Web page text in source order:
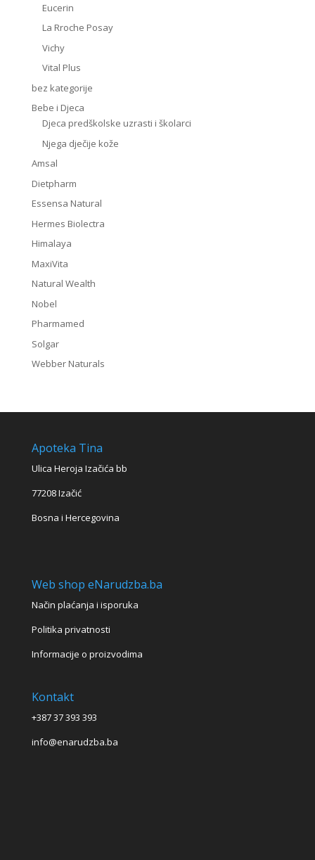
Eucerin
La Rroche Posay
Vichy
Vital Plus
bez kategorije
Bebe i Djeca
Djeca predškolske uzrasti i školarci
Njega dječije kože
Amsal
Dietpharm
Essensa Natural
Hermes Biolectra
Himalaya
MaxiVita
Natural Wealth
Nobel
Pharmamed
Solgar
Webber Naturals
Apoteka Tina
Ulica Heroja Izačića bb
77208 Izačić
Bosna i Hercegovina
Web shop eNarudzba.ba
Način plaćanja i isporuka
Politika privatnosti
Informacije o proizvodima
Kontakt
+387 37 393 393
info@enarudzba.ba